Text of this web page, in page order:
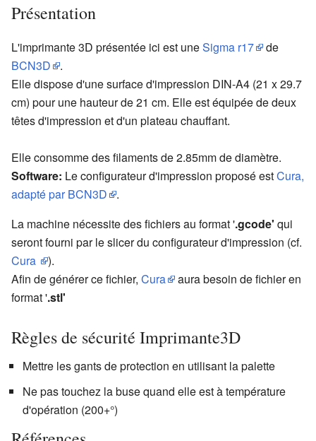
Présentation
L'imprimante 3D présentée ici est uneSigma r17
de
BCN3D
.
Elle dispose d'une surface d'impression DIN-A4 (21 x 29.7
cm) pour une hauteur de 21 cm. Elle est équipée de deux
têtes d'impression et d'un plateau chauffant.
Elle consomme des filaments de 2.85mm de diamètre.
Software: Le configurateur d'impression proposé estCura,
adapté par BCN3D
.
La machine nécessite des fichiers au format '.gcode' qui
seront fourni par le slicer du configurateur d'impression (cf.
Cura
).
Afin de générer ce fichier, Cura
aura besoin de fichier en
format '.stl'
Règles de sécurité Imprimante3D
Mettre les gants de protection en utilisant la palette
Ne pas touchez la buse quand elle est à température
d'opération (200+°)